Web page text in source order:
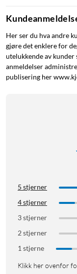
Her ser du hva andre
gjøre det enklere for
utelukkende av
anmeldelser
publisering her
5 stjerner
4 stjerner
3 stjerner
2 stjerner
1 stjerne
Klikk her ovenfor